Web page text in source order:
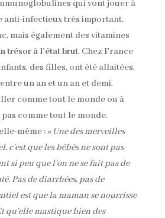
qui vont jouer à
anti-infectieux très important.
mais également des vitamines
trésor à l’état brut. Chez France
des filles, ont été allaitées,
un an et un an et demi,
comme tout le monde ou à
comme tout le monde.
même :« Une des merveilles
c’est que les bébés ne sont pas
si peu que l’on ne se fait pas de
Pas de diarrhées, pas de
est que la maman se nourrisse
qu’elle mastique bien des